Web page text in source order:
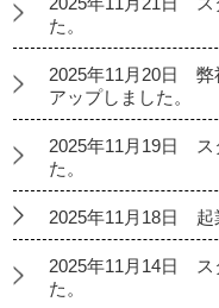
た。
2025年11月20日 弊
アップしました。
2025年11月19日 ス
た。
2025年11月18日 起
2025年11月14日 ス
た。